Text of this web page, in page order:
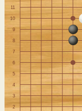
11
10
9
8
7
6
5
4
3
2